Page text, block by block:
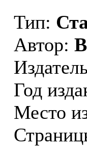
Тип:
Автор:
Год
Место